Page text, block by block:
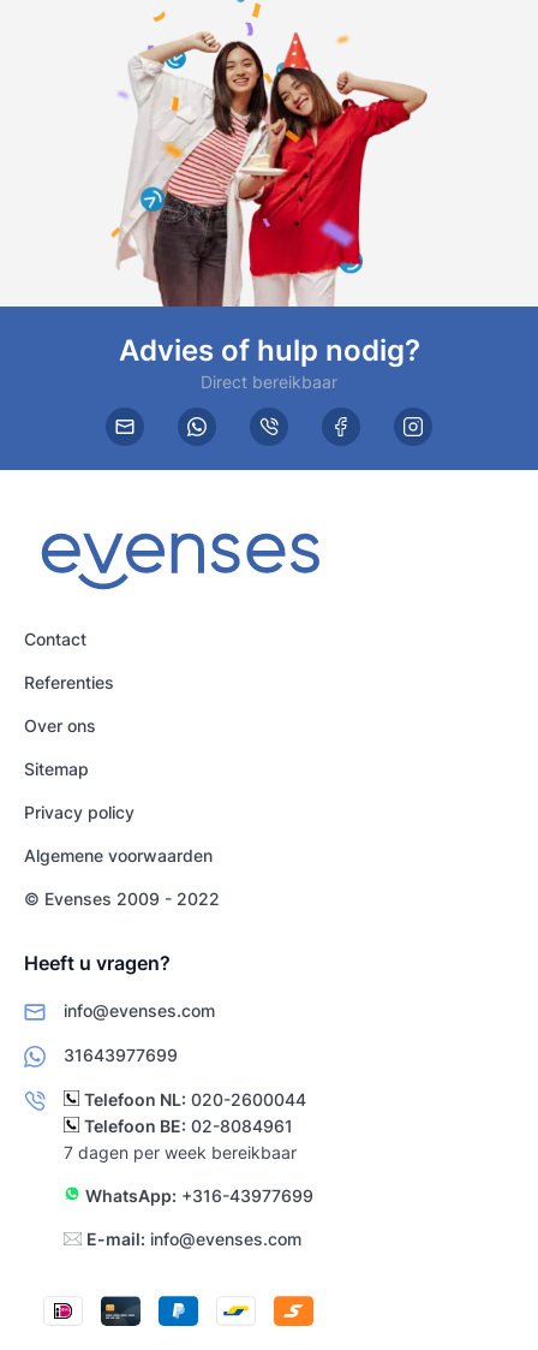
Advies of hulp nodig?
Direct bereikbaar
Contact
Referenties
Over ons
Sitemap
Privacy policy
Algemene voorwaarden
© Evenses 2009 - 2022
Heeft u vragen?
info@evenses.com
31643977699
Telefoon NL: 020-2600044
Telefoon BE: 02-8084961
7 dagen per week bereikbaar
WhatsApp: +316-43977699
E-mail: info@evenses.com